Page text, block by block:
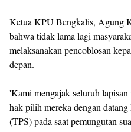
Ketua KPU Bengkalis, Agung
bahwa tidak lama lagi
melaksanakan pencoblosan
depan.
'Kami mengajak seluruh
hak pilih mereka dengan
(TPS) pada saat pemungutan